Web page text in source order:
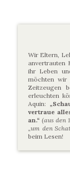
Wir Eltern, Lehrer und Erzieher haben den Auftrag, die uns
anvertrauten
ihr Leben
möchten wir
Zeitzeugen
erleuchten
Aquin:
vertraue
an.“ (aus den
„um den
beim Lesen!